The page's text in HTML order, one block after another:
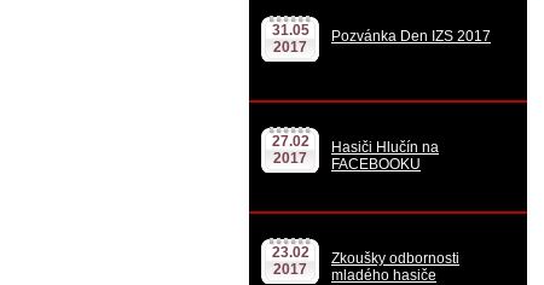
31.05
2017
Pozvánka Den IZS 2017
27.02
2017
Hasiči Hlučín na
FACEBOOKU
23.02
2017
Zkoušky odbornosti
mladého hasiče